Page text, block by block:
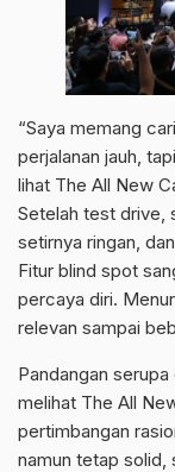
“Saya memang
perjalanan jauh,
lihat The All New
Setelah test drive,
setirnya ringan,
Fitur blind spot
percaya diri.
relevan sampai
Pandangan
melihat The All
pertimbangan
namun tetap solid,